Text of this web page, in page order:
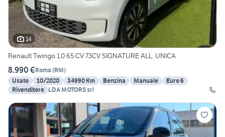
14
Renault Twingo 1.0 65 CV 73CV SIGNATURE ALL. UNICA
8.990 €Roma (RM)
Usato
10/2020 34990 Km Benzina Manuale
Euro 6
Rivenditore LDA MOTORS srl